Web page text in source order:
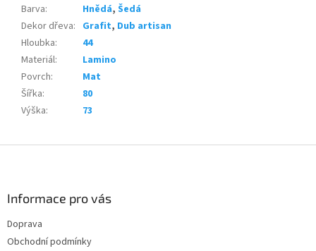
Barva: Hnědá, Šedá
Dekor dřeva: Grafit, Dub artisan
Hloubka:
44
Materiál:
Lamino
Povrch:
Mat
Šířka:
80
Výška: 73
Informace pro vás
Doprava
Obchodní podmínky